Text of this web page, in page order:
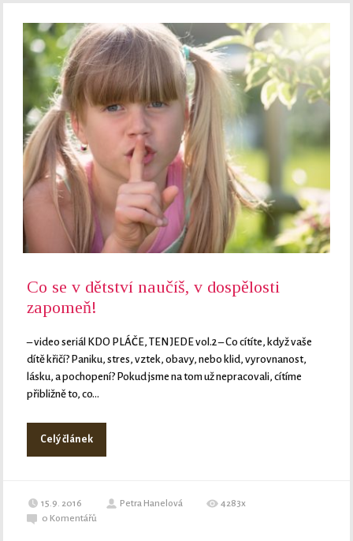
Co se v dětství naučíš, v dospělosti
zapomeň!
– video seriál KDO PLÁČE, TEN JEDE vol.2 – Co cítíte, když vaše
dítě křičí? Paniku, stres, vztek, obavy, nebo klid, vyrovnanost,
lásku, a pochopení? Pokud jsme na tom už nepracovali, cítíme
přibližně to, co...
Celý článek
15.9. 2016 Petra Hanelová
4283x
0 Komentářů